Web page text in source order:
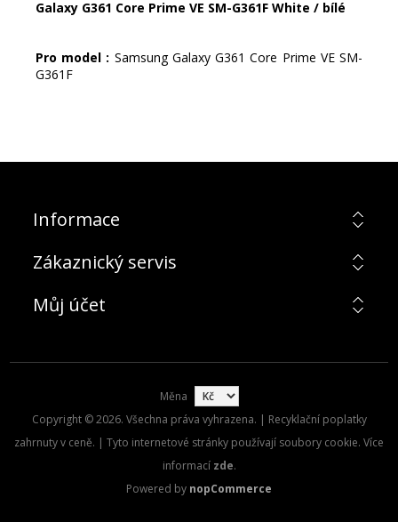
Galaxy G361 Core Prime VE SM-G361F White / bílé
Pro model : Samsung Galaxy G361 Core Prime VE SM-
G361F
Informace
Zákaznický servis
Můj účet
Měna
Copyright © 2026. Všechna práva vyhrazena. | Recyklační poplatky
zahrnuty v ceně. | Tyto internetové stránky používají soubory cookie. Více
informací zde.
Powered by nopCommerce